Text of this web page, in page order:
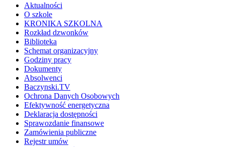
Aktualności
O szkole
KRONIKA SZKOLNA
Rozkład dzwonków
Biblioteka
Schemat organizacyjny
Godziny pracy
Dokumenty
Absolwenci
Baczynski.TV
Ochrona Danych Osobowych
Efektywność energetyczna
Deklaracja dostępności
Sprawozdanie finansowe
Zamówienia publiczne
Rejestr umów